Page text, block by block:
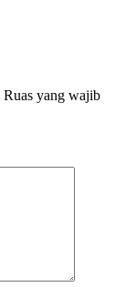
Ruas yang wajib